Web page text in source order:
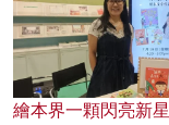
繪本界一顆閃亮新星